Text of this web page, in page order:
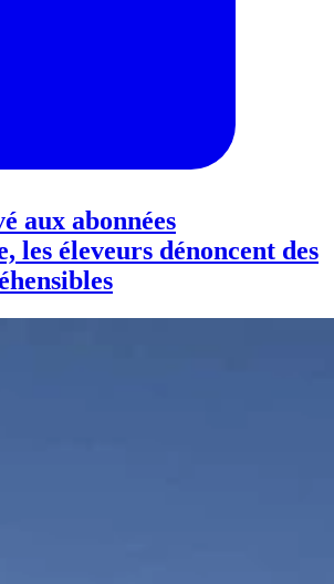
aux abonnées
les éleveurs dénoncent des